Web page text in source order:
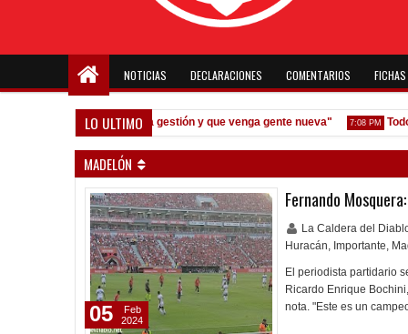
NOTICIAS DECLARACIONES COMENTARIOS FICHAS
LO ULTIMO
"Prefiero dejar la gestión y que venga gente nueva" 7:08 PM Todo
MADELÓN
Fernando
La Caldera del
Huracán, Importante,
El periodista partidario
Ricardo Enrique
nota. "Este es un
05
Feb
2024